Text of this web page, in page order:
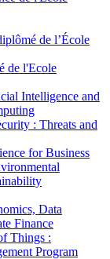
de l’École
de l'Ecole
Intelligence and
: Threats and
for Business
Data
Finance
Things :
Program